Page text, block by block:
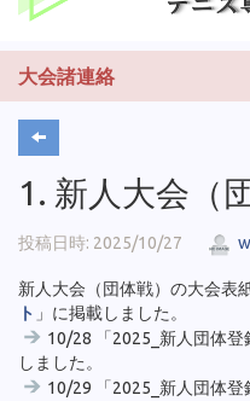
大会諸連絡
1. 新人大会（
投稿日時: 2025/10/27
新人大会（団体戦）の大会表
ト 」に掲載しました。
10/28 「2025_新人団体
しました。
10/29 「2025_新人団体